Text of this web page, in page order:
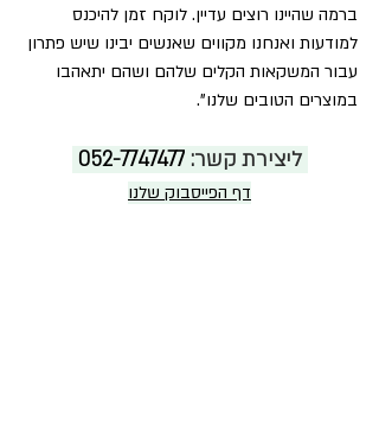
ברמה שהיינו רוצים עדיין. לוקח זמן להיכנס
למודעות ואנחנו מקווים שאנשים יבינו שיש פתרון
עבור המשקאות הקלים שלהם ושהם יתאהבו
במוצרים הטובים שלנו".
ליצירת קשר: 052-7747477
דף הפייסבוק שלנו